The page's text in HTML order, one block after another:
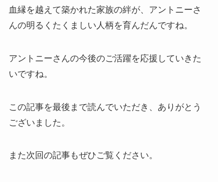
血縁を越えて築かれた家族の絆が、アントニーさ
んの明るくたくましい人柄を育んだんですね。
アントニーさんの今後のご活躍を応援していきた
いですね。
この記事を最後まで読んでいただき、ありがとう
ございました。
また次回の記事もぜひご覧ください。